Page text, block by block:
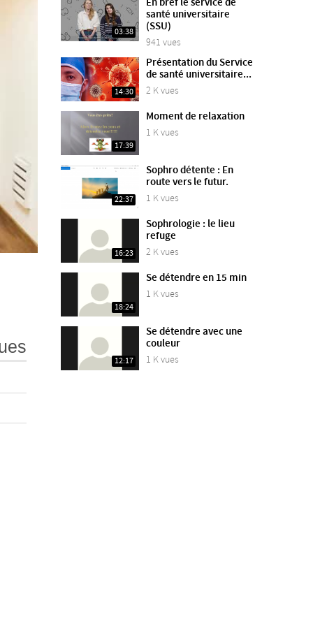
03:38
En bref le service de
santé universitaire
(SSU)
941 vues
14:30
Présentation du Service
de santé universitaire...
2 K vues
17:39
Moment de relaxation
1 K vues
22:37
Sophro détente : En
route vers le futur.
1 K vues
16:23
Sophrologie : le lieu
refuge
2 K vues
18:24
Se détendre en 15 min
1 K vues
12:17
Se détendre avec une
couleur
1 K vues